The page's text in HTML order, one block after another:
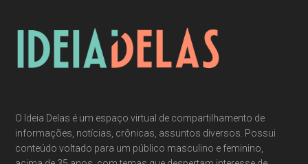
O Ideia Delas é um espaço virtual de compartilhamento de
informações, notícias, crônicas, assuntos diversos. Possui
conteúdo voltado para um público masculino e feminino,